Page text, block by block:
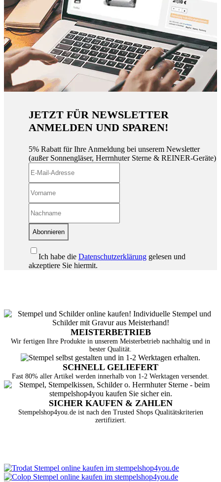
JETZT FÜR NEWSLETTER
ANMELDEN UND SPAREN!
5% Rabatt für Ihre Anmeldung bei unserem Newsletter
(außer Sonnengläser, Herrnhuter Sterne & REINER-Geräte)
Abonnieren
Ich habe die Datenschutzerklärung gelesen und
akzeptiere Sie hiermit.
MEISTERBETRIEB
Wir fertigen Ihre Produkte in unserem Meisterbetrieb nachhaltig und in
bester Qualität.
SCHNELL GELIEFERT
Fast 80% aller Artikel werden innerhalb von 1-2 Werktagen versendet.
SICHER KAUFEN & ZAHLEN
Stempelshop4you.de ist nach den Trusted Shops Qualitätskriterien
zertifiziert.